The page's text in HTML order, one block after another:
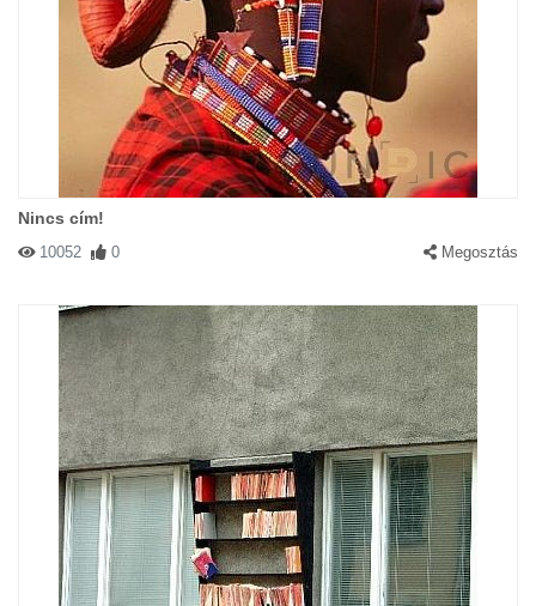
Nincs cím!
10052 0 Megosztás